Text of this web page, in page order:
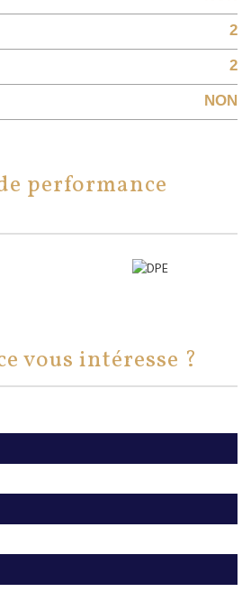
2
2
NON
vous intéresse ?